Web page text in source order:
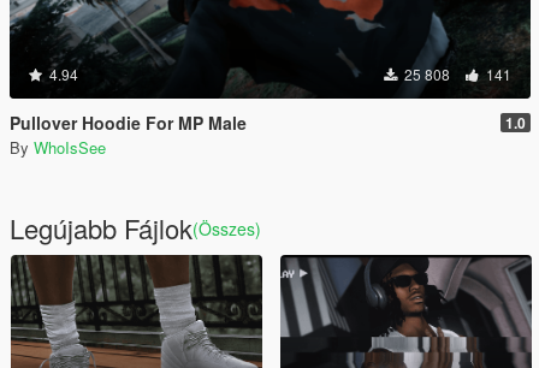
4.94 25 808 141
Pullover Hoodie For MP Male 1.0
By WhoIsSee
Legújabb Fájlok(Összes)